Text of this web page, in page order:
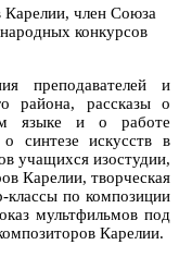
Карелии, член Союза
конкурсов
преподавателей и
района, рассказы о
языке и о работе
синтезе искусств в
учащихся изостудии,
Карелии, творческая
классы по композиции
мультфильмов под
Карелии.